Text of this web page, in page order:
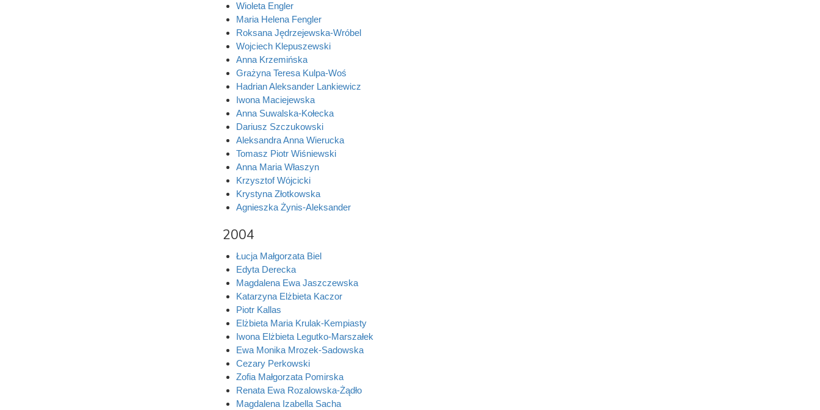
Wioleta Engler
Maria Helena Fengler
Roksana Jędrzejewska-Wróbel
Wojciech Klepuszewski
Anna Krzemińska
Grażyna Teresa Kulpa-Woś
Hadrian Aleksander Lankiewicz
Iwona Maciejewska
Anna Suwalska-Kołecka
Dariusz Szczukowski
Aleksandra Anna Wierucka
Tomasz Piotr Wiśniewski
Anna Maria Właszyn
Krzysztof Wójcicki
Krystyna Złotkowska
Agnieszka Żynis-Aleksander
2004
Łucja Małgorzata Biel
Edyta Derecka
Magdalena Ewa Jaszczewska
Katarzyna Elżbieta Kaczor
Piotr Kallas
Elżbieta Maria Krulak-Kempiasty
Iwona Elżbieta Legutko-Marszałek
Ewa Monika Mrozek-Sadowska
Cezary Perkowski
Zofia Małgorzata Pomirska
Renata Ewa Rozalowska-Żądło
Magdalena Izabella Sacha